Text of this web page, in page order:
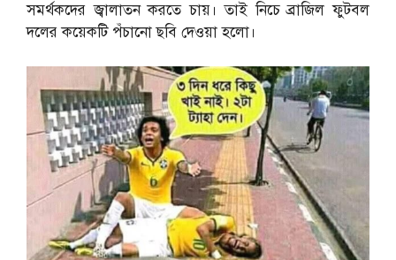
সমর্থকদের জ্বালাতন করতে চায়। তাই নিচে ব্রাজিল ফুটবল
দলের কয়েকটি পঁচানো ছবি দেওয়া হলো।